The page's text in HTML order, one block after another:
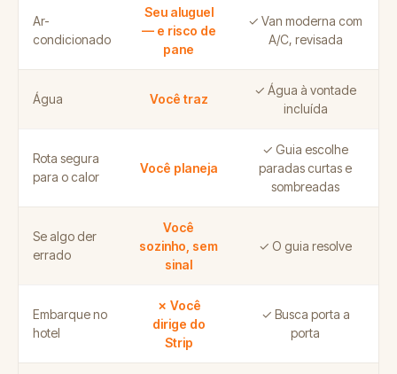
Ar-
condicionado
Seu aluguel
— e risco de
pane
✓ Van moderna com
A/C, revisada
Água Você traz
✓ Água à vontade
incluída
Rota segura
para o calor
Você planeja
✓ Guia escolhe
paradas curtas e
sombreadas
Se algo der
errado
Você
sozinho, sem
sinal
✓ O guia resolve
Embarque no
hotel
✗ Você
dirige do
Strip
✓ Busca porta a
porta